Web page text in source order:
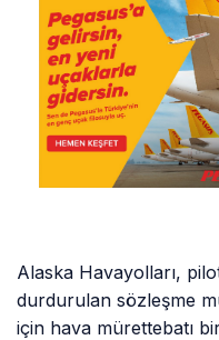
Alaska Havayolları,
durdurulan sözleşme
için hava mürettebatı